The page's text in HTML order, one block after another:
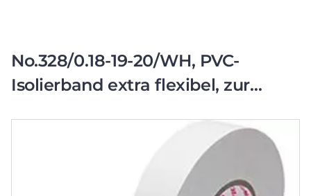
No.328/0.18-19-20/WH, PVC-
Isolierband extra flexibel, zur